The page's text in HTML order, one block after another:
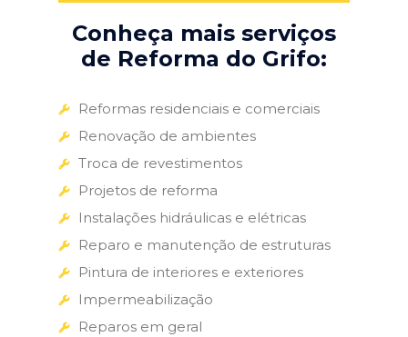
Conheça mais serviços
de Reforma do Grifo:
Reformas residenciais e comerciais
Renovação de ambientes
Troca de revestimentos
Projetos de reforma
Instalações hidráulicas e elétricas
Reparo e manutenção de estruturas
Pintura de interiores e exteriores
Impermeabilização
Reparos em geral